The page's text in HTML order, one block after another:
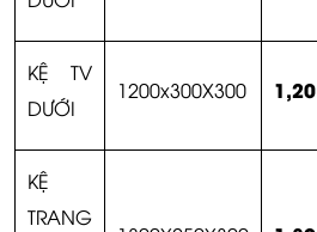
KỆ TV
DƯỚI
1200x300X300 1,20
KỆ
TRANG